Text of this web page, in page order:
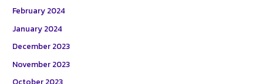
February 2024
January 2024
December 2023
November 2023